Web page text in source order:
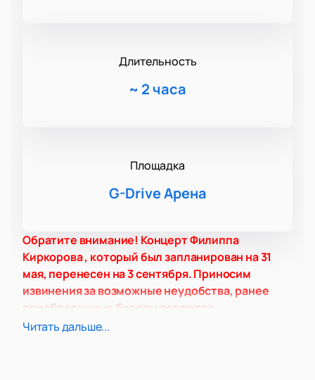
Длительность
~ 2 часа
Площадка
G-Drive Арена
Обратите внимание! Концерт Филиппа
Киркорова , который был запланирован на 31
мая, перенесен на 3 сентября. Приносим
извинения за возможные неудобства, ранее
приобретенные билеты остаются
действительными.
Читать дальше...